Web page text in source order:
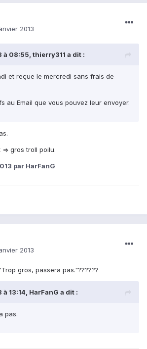
2013
à 08:55, thierry311 a dit :
et reçue le mercredi sans frais de
au Email que vous pouvez leur envoyer.
gros troll poilu.
par HarFanG
2013
gros, passera pas."??????
13:14, HarFanG a dit :
pas.